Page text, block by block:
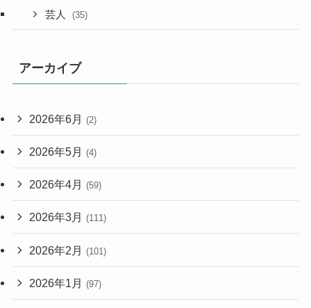
芸人 (35)
アーカイブ
2026年6月 (2)
2026年5月 (4)
2026年4月 (59)
2026年3月 (111)
2026年2月 (101)
2026年1月 (97)